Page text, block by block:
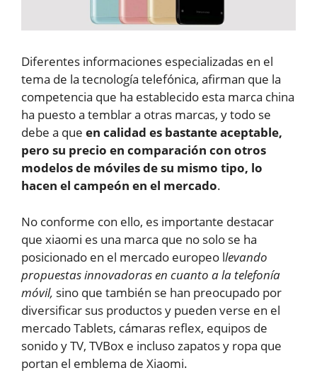
Diferentes informaciones especializadas en el
tema de la tecnología telefónica, afirman que la
competencia que ha establecido esta marca china
ha puesto a temblar a otras marcas, y todo se
debe a que en calidad es bastante aceptable,
pero su precio en comparación con otros
modelos de móviles de su mismo tipo, lo
hacen el campeón en el mercado.
No conforme con ello, es importante destacar
que xiaomi es una marca que no solo se ha
posicionado en el mercado europeo llevando
propuestas innovadoras en cuanto a la telefonía
móvil, sino que también se han preocupado por
diversificar sus productos y pueden verse en el
mercado Tablets, cámaras reflex, equipos de
sonido y TV, TVBox e incluso zapatos y ropa que
portan el emblema de Xiaomi.